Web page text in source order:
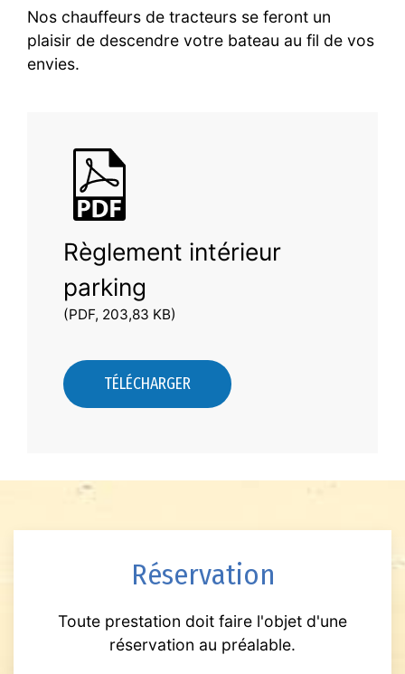
Nos chauffeurs de tracteurs se feront un
plaisir de descendre votre bateau au fil de vos
envies.
Règlement intérieur
parking
(PDF, 203,83 KB)
TÉLÉCHARGER
Réservation
Toute prestation doit faire l'objet d'une
réservation au préalable.